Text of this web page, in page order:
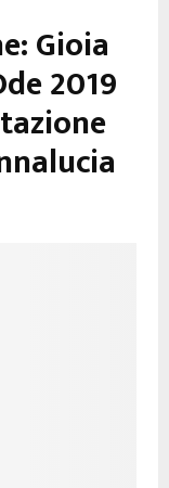
Gioia
2019